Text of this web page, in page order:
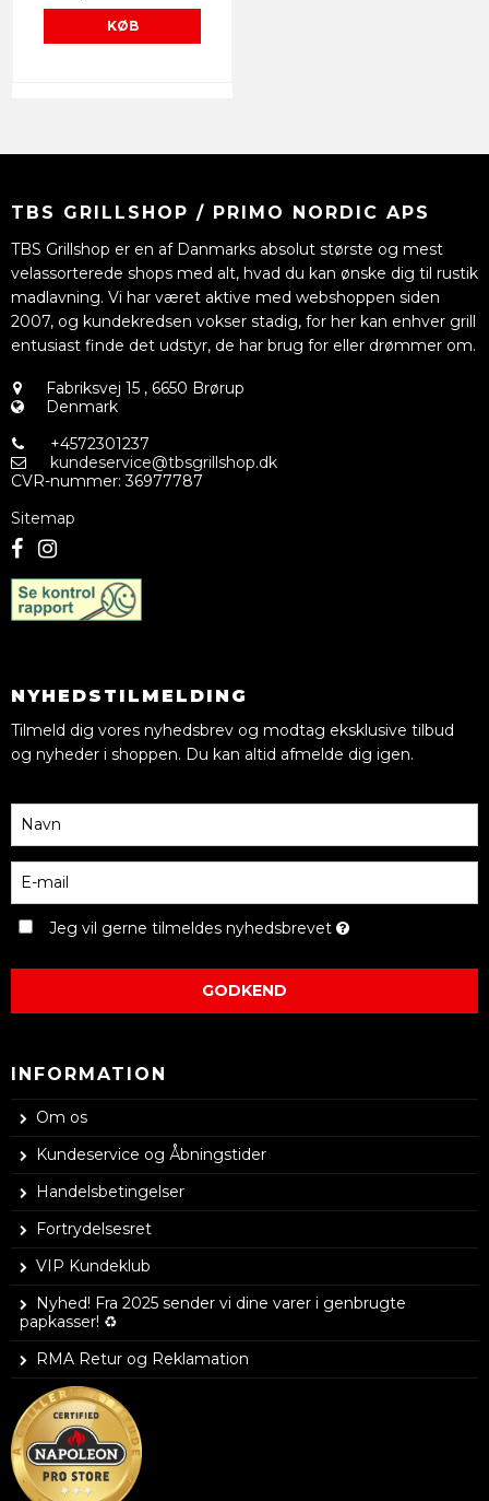
KØB
TBS GRILLSHOP / PRIMO NORDIC APS
TBS Grillshop er en af Danmarks absolut største og mest
velassorterede shops med alt, hvad du kan ønske dig til rustik
madlavning. Vi har været aktive med webshoppen siden
2007, og kundekredsen vokser stadig, for her kan enhver grill
entusiast finde det udstyr, de har brug for eller drømmer om.
Fabriksvej 15 , 6650 Brørup
Denmark
+4572301237
kundeservice@tbsgrillshop.dk
CVR-nummer: 36977787
Sitemap
NYHEDSTILMELDING
Tilmeld dig vores nyhedsbrev og modtag eksklusive tilbud
og nyheder i shoppen. Du kan altid afmelde dig igen.
Jeg vil gerne tilmeldes nyhedsbrevet
GODKEND
INFORMATION
Om os
Kundeservice og Åbningstider
Handelsbetingelser
Fortrydelsesret
VIP Kundeklub
Nyhed! Fra 2025 sender vi dine varer i genbrugte
papkasser! ♻️
RMA Retur og Reklamation